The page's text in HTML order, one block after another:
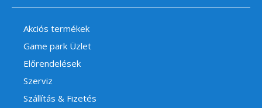
Akciós termékek
Game park Üzlet
Előrendelések
Szerviz
Szállítás & Fizetés